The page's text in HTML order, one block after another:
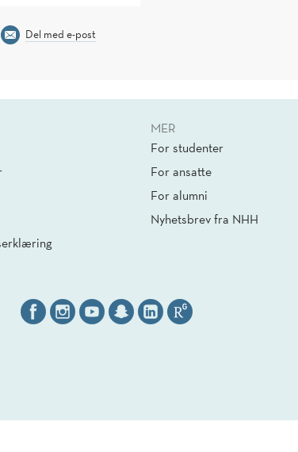
Del med e-post
MER
For studenter
For ansatte
For alumni
Nyhetsbrev fra NHH